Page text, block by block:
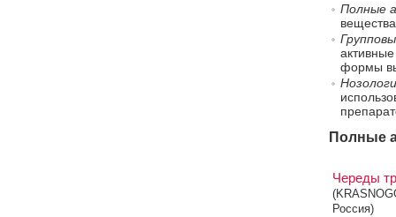
Полные
формы
Полные
Череды
Россия)